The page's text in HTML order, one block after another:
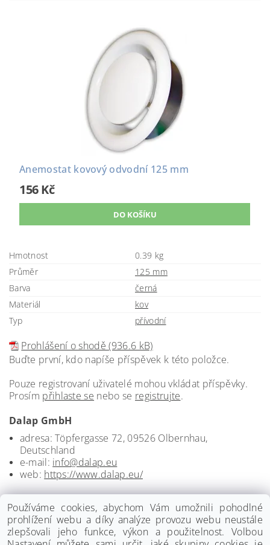
Anemostat kovový odvodní 125 mm
156 Kč
Hmotnost
0.39 kg
Průměr
125 mm
Barva
černá
Materiál
kov
Typ
přívodní
Prohlášení o shodě (936.6 kB)
Buďte první, kdo napíše příspěvek k této položce.
Pouze registrovaní uživatelé mohou vkládat příspěvky.
Prosím přihlaste se nebo se registrujte.
Dalap GmbH
adresa: Töpfergasse 72, 09526 Olbernhau,
Deutschland
e-mail: info@dalap.eu
web: https://www.dalap.eu/
Používáme cookies, abychom Vám umožnili pohodlné
prohlížení webu a díky analýze provozu webu neustále
zlepšovali jeho funkce, výkon a použitelnost. Volbou